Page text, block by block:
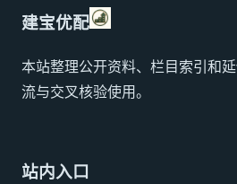
建宝优配
本站整理公开资料、栏目索引和
流与交叉核验使用。
站内入口